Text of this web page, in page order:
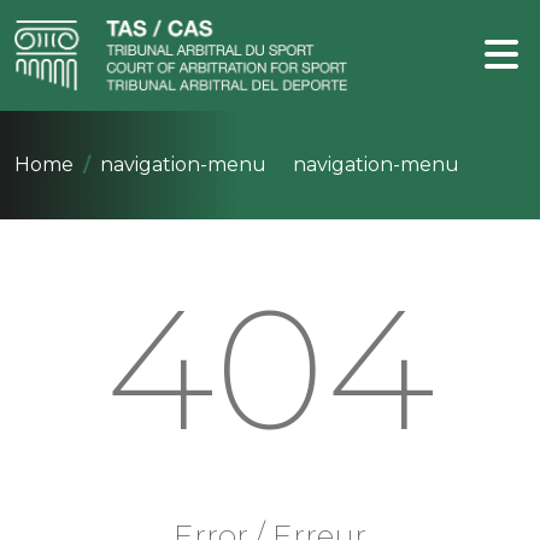
Home navigation-menu navigation-menu
404